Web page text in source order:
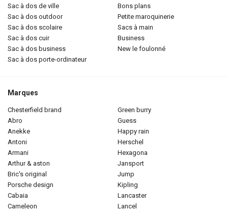
sac à dos de ville
sac à dos outdoor
sac à dos scolaire
sac à dos cuir
sac à dos business
sac à dos porte-ordinateur
bons plans
petite maroquinerie
sacs à main
business
new le foulonné
Marques
chesterfield brand
abro
anekke
antoni
armani
arthur & aston
bric's original
porsche design
cabaia
cameleon
green burry
guess
happy rain
herschel
hexagona
jansport
jump
kipling
lancaster
lancel